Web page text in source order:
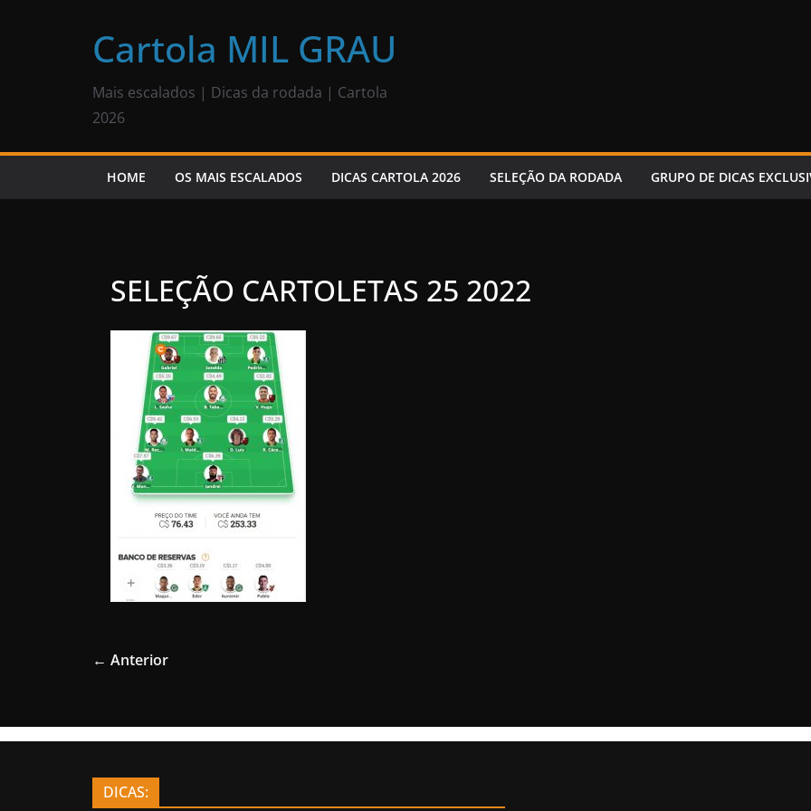
Cartola MIL GRAU
Mais escalados | Dicas da rodada | Cartola
2026
HOME OS MAIS ESCALADOS DICAS CARTOLA 2026 SELEÇÃO DA RODADA GRUPO DE DICAS
SELEÇÃO CARTOLETAS 25 2022
← Anterior
DICAS: